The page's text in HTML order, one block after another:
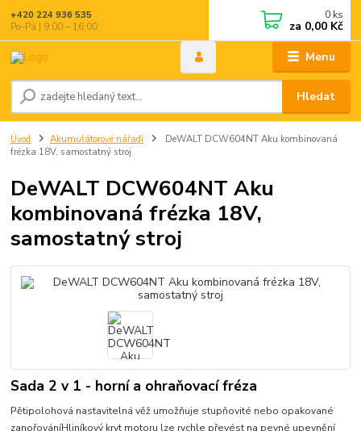
Menu
Hledat
+420 224 936 535
Po–Pá | 9:00 – 16:00
0 ks
za 0,00 Kč
Úvod Akumulátorové nářadí
DeWALT DCW604NT Aku kombinovaná
frézka 18V, samostatný stroj
DeWALT DCW604NT Aku
kombinovaná frézka 18V,
samostatný stroj
Sada 2 v 1 - horní a ohraňovací fréza
Pětipolohová nastavitelná věž umožňuje stupňovité nebo opakované
zanořováníHliníkový kryt motoru lze rychle převést na pevné upevnění